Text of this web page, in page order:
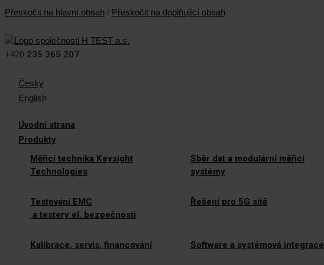
Přeskočit na hlavní obsah / Přeskočit na doplňující obsah
+420 235 365 207
Česky
English
Úvodní strana
Produkty
Měřicí technika Keysight
Technologies
Sběr dat a modulární měřicí
systémy
Testování EMC
a testery el. bezpečnosti
Řešení pro 5G sítě
Kalibrace, servis, financování Software a systémová integrace